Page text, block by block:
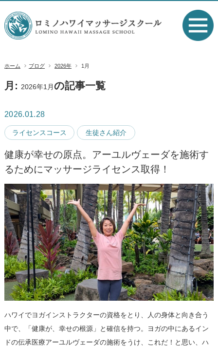
ホーム ブログ 2026年 1月
月: 2026年1月の記事一覧
2026.01.28
ライセンスコース 生徒さん紹介
健康が幸せの原点。アーユルヴェーダを施術す
るためにマッサージライセンス取得！
ハワイでヨガインストラクターの資格をとり、人の身体と向き合う
中で、「健康が、幸せの根源」と確信を持つ。ヨガの中にあるイン
ドの伝承医療アーユルヴェーダの施術をうけ、これだ！と思い、ハ